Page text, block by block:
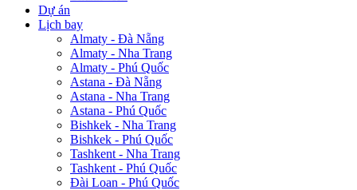
Dự án
Lịch bay
Almaty - Đà Nẵng
Almaty - Nha Trang
Almaty - Phú Quốc
Astana - Đà Nẵng
Astana - Nha Trang
Astana - Phú Quốc
Bishkek - Nha Trang
Bishkek - Phú Quốc
Tashkent - Nha Trang
Tashkent - Phú Quốc
Đài Loan - Phú Quốc